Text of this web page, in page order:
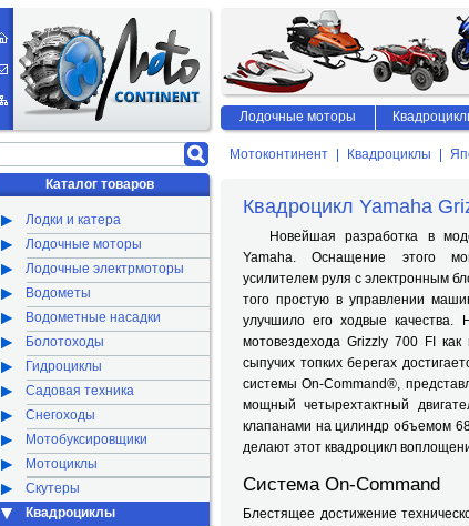
Мотоконтинент Квадроциклы
Квадроцикл Yamaha
Новейшая разработка в
Yamaha. Оснащение этого
усилителем руля с электронным
того простую в управлении
улучшило его ходвые качества.
мотовездехода Grizzly 700 FI
сыпучих топких берегах
системы On-Command®,
мощный четырехтактный
клапанами на цилиндр объемом
делают этот квадроцикл
Система On-Command
Блестящее достижение
Каталог товаров
Лодки и катера
Лодочные моторы
Лодочные электрмоторы
Водометы
Водометные насадки
Болотоходы
Гидроциклы
Садовая техника
Снегоходы
Мотобуксировщики
Мотоциклы
Скутеры
Квадроциклы
Лодочные моторы